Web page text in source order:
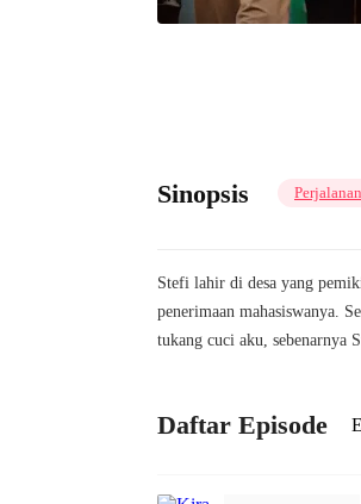
Sinopsis
Stefi lahir di desa yang
penerimaan mahasiswanya.
tukang cuci aku, sebenarnya
Daftar Episode